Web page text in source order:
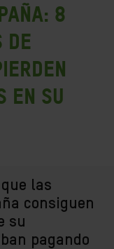
8
de
en su
las
consiguen
su
pagando